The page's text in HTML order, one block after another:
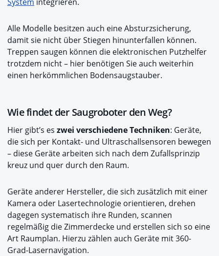
Alle Modelle besitzen auch eine Absturzsicherung,
damit sie nicht über Stiegen hinunterfallen können.
Treppen saugen können die elektronischen Putzhelfer
trotzdem nicht – hier benötigen Sie auch weiterhin
einen herkömmlichen Bodensaugstauber.
Wie findet der Saugroboter den Weg?
Hier gibt’s es zwei verschiedene Techniken: Geräte,
die sich per Kontakt- und Ultraschallsensoren bewegen
– diese Geräte arbeiten sich nach dem Zufallsprinzip
kreuz und quer durch den Raum.
Geräte anderer Hersteller, die sich zusätzlich mit einer
Kamera oder Lasertechnologie orientieren, drehen
dagegen systematisch ihre Runden, scannen
regelmäßig die Zimmerdecke und erstellen sich so eine
Art Raumplan. Hierzu zählen auch Geräte mit 360-
Grad-Lasernavigation.